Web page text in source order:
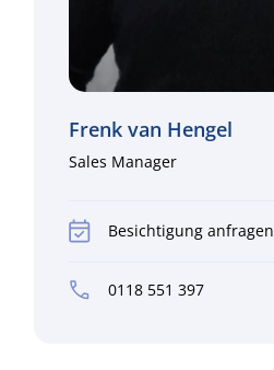
Frenk van Hengel
Sales Manager
Besichtigung anfragen
0118 551 397